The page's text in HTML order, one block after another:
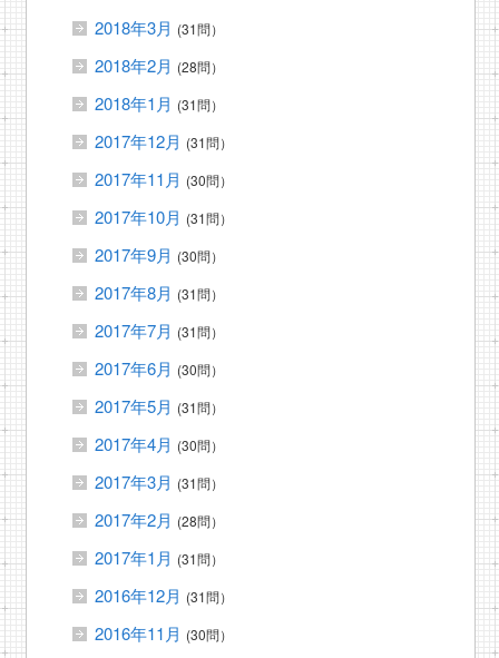
2018年3月 (31問）
2018年2月 (28問）
2018年1月 (31問）
2017年12月 (31問）
2017年11月 (30問）
2017年10月 (31問）
2017年9月 (30問）
2017年8月 (31問）
2017年7月 (31問）
2017年6月 (30問）
2017年5月 (31問）
2017年4月 (30問）
2017年3月 (31問）
2017年2月 (28問）
2017年1月 (31問）
2016年12月 (31問）
2016年11月 (30問）